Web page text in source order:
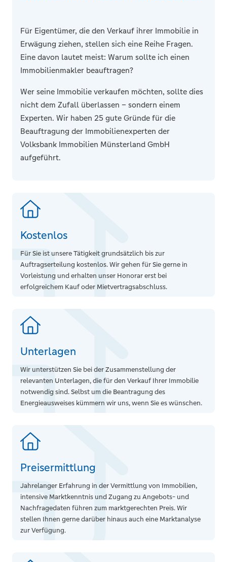
Vorteile
Zugang zu Käufernetzwerken
Sicherheit
Nachteile
inkl. MwSt. für Käufer und/oder
Verkäufer), welche aber nur im
Erfolgsfall zu zahlen ist.
volle Kontrolle
Nachteile
Viel Eigenaufwand
Risiko hinsichtlich Fehler bei der
einen schnellen Verkauf jenseits der
Für Eigentümer, die den Verkauf ihrer Immobilie in
Erwägung ziehen, stellen sich eine Reihe Fragen.
Eine davon lautet meist: Warum sollte ich einen
Immobilienmakler beauftragen?
Wer seine Immobilie verkaufen möchten, sollte dies
nicht dem Zufall überlassen – sondern einem
Experten. Wir haben 25 gute Gründe für die
Beauftragung der Immobilienexperten der
Volksbank Immobilien Münsterland GmbH
aufgeführt.
Kostenlos
Für Sie ist unsere Tätigkeit grundsätzlich bis zur
Auftragserteilung kostenlos. Wir gehen für Sie gerne in
Vorleistung und erhalten unser Honorar erst bei
erfolgreichem Kauf oder Mietvertragsabschluss.
Unterlagen
Wir unterstützen Sie bei der Zusammenstellung der
relevanten Unterlagen, die für den Verkauf Ihrer Immobilie
notwendig sind. Selbst um die Beantragung des
Energieausweises kümmern wir uns, wenn Sie es wünschen.
Preisermittlung
Jahrelanger Erfahrung in der Vermittlung von Immobilien,
intensive Marktkenntnis und Zugang zu Angebots- und
Nachfragedaten führen zum marktgerechten Preis. Wir
stellen Ihnen gerne darüber hinaus auch eine Marktanalyse
zur Verfügung.